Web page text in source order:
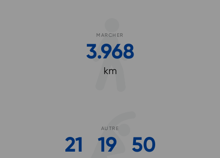
MARCHER
3.968
km
AUTRE
21 19 50